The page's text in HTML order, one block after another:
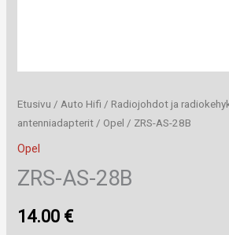
Etusivu / Auto Hifi / Radiojohdot ja
antenniadapterit / Opel / ZRS-AS-28B
Opel
ZRS-AS-28B
14.00 €